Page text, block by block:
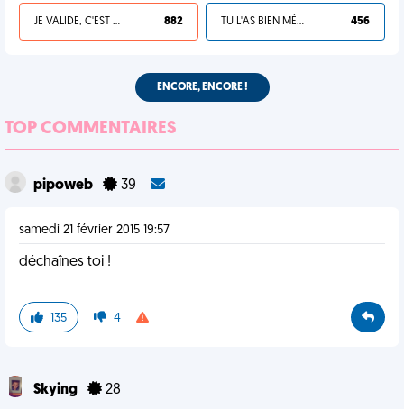
JE VALIDE, C'EST UNE VDM 882 TU L'AS BIEN MÉRITÉ 456
ENCORE, ENCORE !
TOP COMMENTAIRES
pipoweb 39
samedi 21 février 2015 19:57
déchaînes toi !
135 4
Skying 28